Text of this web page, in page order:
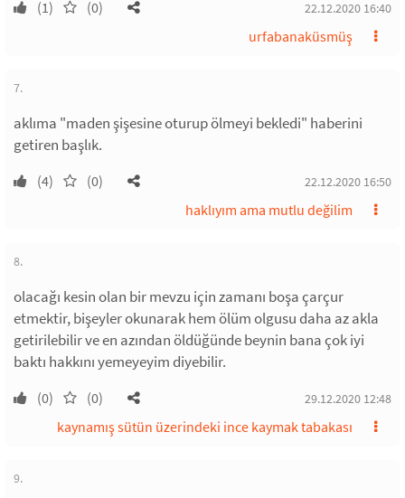
(1) (0) 22.12.2020 16:40
urfabanaküsmüş
7.
aklıma "maden şişesine oturup ölmeyi bekledi" haberini
getiren başlık.
(4) (0) 22.12.2020 16:50
haklıyım ama mutlu değilim
8.
olacağı kesin olan bir mevzu için zamanı boşa çarçur
etmektir, bişeyler okunarak hem ölüm olgusu daha az akla
getirilebilir ve en azından öldüğünde beynin bana çok iyi
baktı hakkını yemeyeyim diyebilir.
(0) (0) 29.12.2020 12:48
kaynamış sütün üzerindeki ince kaymak tabakası
9.